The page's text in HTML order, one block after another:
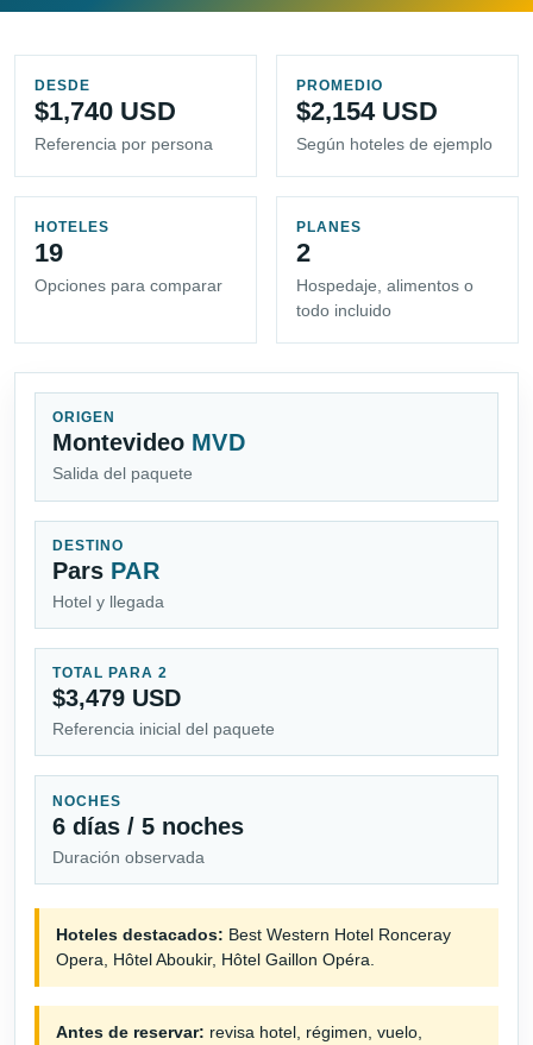
DESDE
$1,740 USD
Referencia por persona
PROMEDIO
$2,154 USD
Según hoteles de ejemplo
HOTELES
19
Opciones para comparar
PLANES
2
Hospedaje, alimentos o
todo incluido
ORIGEN
Montevideo MVD
Salida del paquete
DESTINO
Pars PAR
Hotel y llegada
TOTAL PARA 2
$3,479 USD
Referencia inicial del paquete
NOCHES
6 días / 5 noches
Duración observada
Hoteles destacados: Best Western Hotel Ronceray
Opera, Hôtel Aboukir, Hôtel Gaillon Opéra.
Antes de reservar: revisa hotel, régimen, vuelo,